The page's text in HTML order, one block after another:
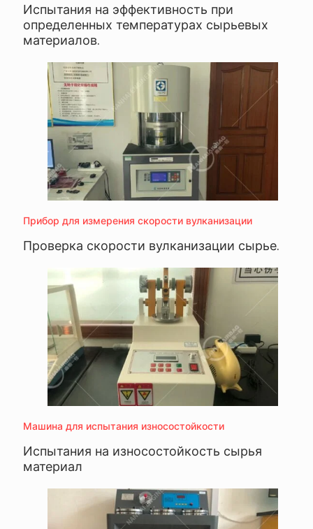
Испытания на эффективность при
определенных температурах сырьевых
материалов.
Прибор для измерения скорости вулканизации
Проверка скорости вулканизации сырье.
Машина для испытания износостойкости
Испытания на износостойкость сырья
материал